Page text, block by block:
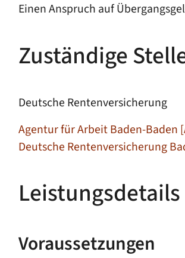
Einen Anspruch auf
Zuständige
Deutsche Rentenversicherung
Agentur für Arbeit Baden-Baden
Deutsche Rentenversicherung
Leistungsdetails
Voraussetzungen